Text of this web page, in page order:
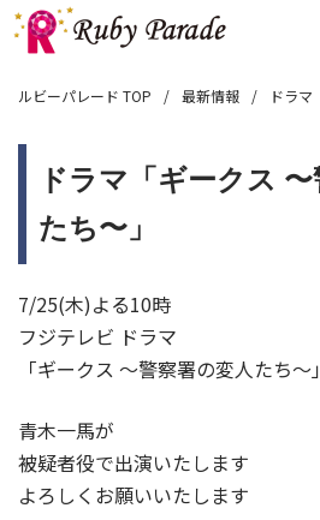
ルビーパレード TOP 最新情報 ドラマ
ドラマ「ギークス
たち〜」
7/25(木)よる10時
フジテレビ ドラマ
「ギークス 〜警察署の変人たち
青木一馬が
被疑者役で出演いたします
よろしくお願いいたします